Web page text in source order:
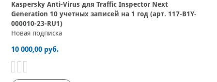
Kaspersky Anti-Virus для Traffic Inspector Next
Generation 10 учетных записей на 1 год (арт. 117-B1Y-
000010-23-RU1)
Новая подписка
10 000,00 руб.